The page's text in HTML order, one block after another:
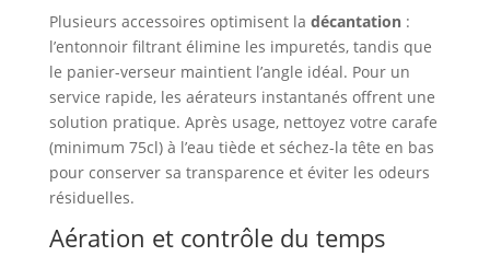
Plusieurs accessoires optimisent la décantation:
l’entonnoir filtrant élimine les impuretés, tandis que
le panier-verseur maintient l’angle idéal. Pour un
service rapide, les aérateurs instantanés offrent une
solution pratique. Après usage, nettoyez votre carafe
(minimum 75cl) à l’eau tiède et séchez-la tête en bas
pour conserver sa transparence et éviter les odeurs
résiduelles.
Aération et contrôle du temps